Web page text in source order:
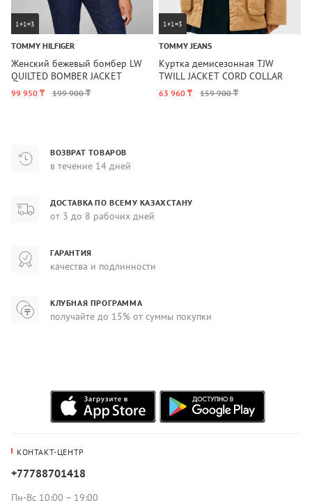
1+1=3
TOMMY HILFIGER
Женский бежевый бомбер LW
QUILTED BOMBER JACKET
Tommy Hilfiger
99 950 ₸ 199 900 ₸
1+1=3
TOMMY JEANS
Куртка демисезонная TJW
TWILL JACKET CORD COLLAR
Tommy Jeans
63 960 ₸ 159 900 ₸
ВОЗВРАТ ТОВАРОВ
в течение 14 дней
ДОСТАВКА ПО ВСЕМУ КАЗАХСТАНУ
от 3 до 8 рабочих дней
ГАРАНТИЯ
качества и подлинности
КЛУБНАЯ ПРОГРАММА
получайте до 15% от суммы покупки
КОНТАКТ-ЦЕНТР
+77788701418
Пн-Вс 10:00 – 19:00